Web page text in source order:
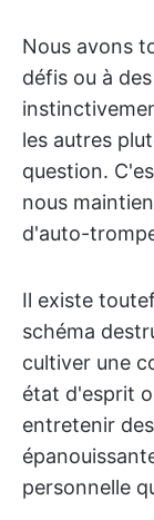
Nous avons
défis ou à
les autres
question.
nous
d'auto-
Il existe
schéma
cultiver une
état d'esprit
entretenir
personnelle